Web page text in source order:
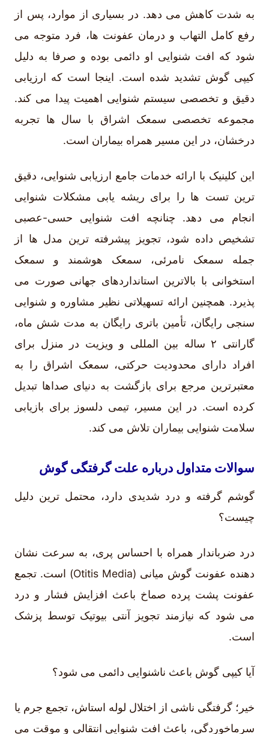
به شدت کاهش می دهد. در بسیاری از موارد، پس از
رفع کامل التهاب و درمان عفونت ها، فرد متوجه می
شود که افت شنوایی او دائمی بوده و صرفا به دلیل
کیپی گوش تشدید شده است. اینجا است که ارزیابی
دقیق و تخصصی سیستم شنوایی اهمیت پیدا می کند.
مجموعه تخصصی سمعک اشراق با سال ها تجربه
درخشان، در این مسیر همراه بیماران است.
این کلینیک با ارائه خدمات جامع ارزیابی شنوایی، دقیق
ترین تست ها را برای ریشه یابی مشکلات شنوایی
انجام می دهد. چنانچه افت شنوایی حسی-عصبی
تشخیص داده شود، تجویز پیشرفته ترین مدل ها از
جمله سمعک نامرئی، سمعک هوشمند و سمعک
استخوانی با بالاترین استانداردهای جهانی صورت می
پذیرد. همچنین ارائه تسهیلاتی نظیر مشاوره و شنوایی
سنجی رایگان، تأمین باتری رایگان به مدت شش ماه،
گارانتی ۲ ساله بین المللی و ویزیت در منزل برای
افراد دارای محدودیت حرکتی، سمعک اشراق را به
معتبرترین مرجع برای بازگشت به دنیای صداها تبدیل
کرده است. در این مسیر، تیمی دلسوز برای بازیابی
سلامت شنوایی بیماران تلاش می کند.
سوالات متداول درباره علت گرفتگی گوش
گوشم گرفته و درد شدیدی دارد، محتمل ترین دلیل
چیست؟
درد ضرباندار همراه با احساس پری، به سرعت نشان
دهنده عفونت گوش میانی (Otitis Media) است. تجمع
عفونت پشت پرده صماخ باعث افزایش فشار و درد
می شود که نیازمند تجویز آنتی بیوتیک توسط پزشک
است.
آیا کیپی گوش باعث ناشنوایی دائمی می شود؟
خیر؛ گرفتگی ناشی از اختلال لوله استاش، تجمع جرم یا
سرماخوردگی، باعث افت شنوایی انتقالی و موقت می